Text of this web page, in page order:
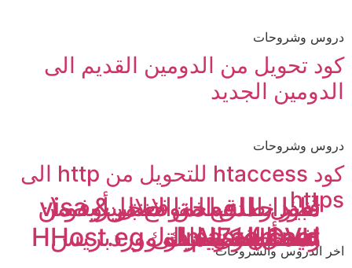
دروس وشروحات
كود تحويل من الدومين القديم الى
الدومين الجديد
دروس وشروحات
كود htaccess للتحويل من http الى
https
اخر الدروس والشروحات
تغير نطاق الموقع من
Al7eah.net الى HHost.eg
اصدار النسخة الانجليزيه من
استضافة الحياه
قبول الدفع من خلال visa &
mastercard
عيد أضحى مبارك
عيد فطر مبارك
افضل استضافة ووردبريس
رمضان كريم
ماذا حدث لداتا سنتر أوفو (
OVH )